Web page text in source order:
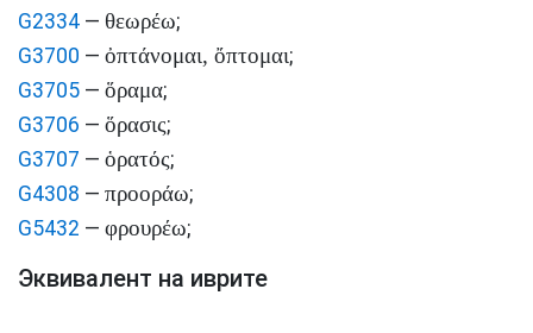
G2334 — θεωρέω;
G3700 — ὀπτάνομαι, ὄπτομαι;
G3705 — ὅραμα;
G3706 — ὅρασις;
G3707 — ὁρατός;
G4308 — προοράω;
G5432 — φρουρέω;
Эквивалент на иврите